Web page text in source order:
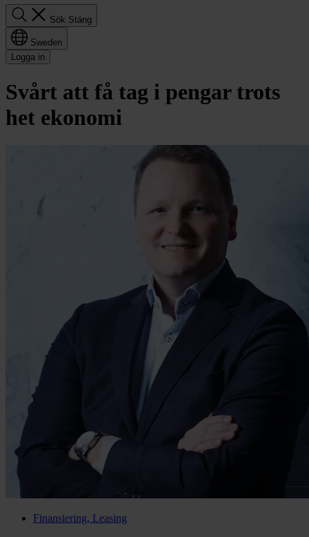
Sök Stäng
Sweden
Logga in
Svårt att få tag i pengar trots
het ekonomi
Finansiering, Leasing